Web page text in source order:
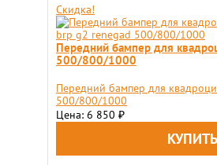
Скидка!
Передний бампер для
500/800/1000
Передний бампер для
500/800/1000
Цена: 6 850 ₽